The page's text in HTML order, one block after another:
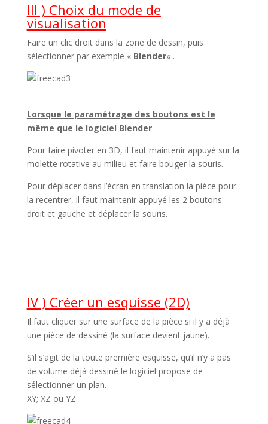
III ) Choix du mode de
visualisation
Faire un clic droit dans la zone de dessin, puis
sélectionner par exemple « Blender« .
Lorsque le paramétrage des boutons est le
même que le logiciel Blender
Pour faire pivoter en 3D, il faut maintenir appuyé sur la
molette rotative au milieu et faire bouger la souris.
Pour déplacer dans l’écran en translation la pièce pour
la recentrer, il faut maintenir appuyé les 2 boutons
droit et gauche et déplacer la souris.
IV ) Créer un esquisse (2D)
Il faut cliquer sur une surface de la pièce si il y a déjà
une pièce de dessiné (la surface devient jaune).
S’il s’agit de la toute première esquisse, qu’il n’y a pas
de volume déjà dessiné le logiciel propose de
sélectionner un plan.
XY; XZ ou YZ.